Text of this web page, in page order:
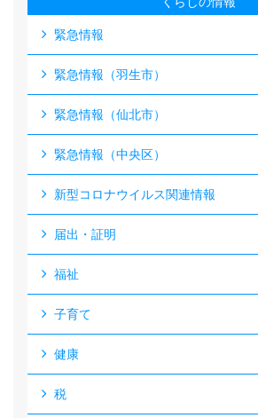
緊急情報
緊急情報（羽生市）
緊急情報（仙北市）
緊急情報（中央区）
新型コロナウイルス関連情報
届出・証明
福祉
子育て
健康
税